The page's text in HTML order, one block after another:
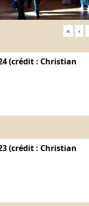
« ‹
(crédit : Christian
(crédit : Christian